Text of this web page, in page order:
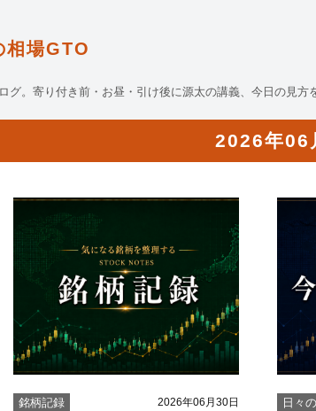
相場GTO
。寄り付き前・お昼・引け後に源太の講義、今日の見方
2026年06
銘柄記録 2026年06月30日 日々